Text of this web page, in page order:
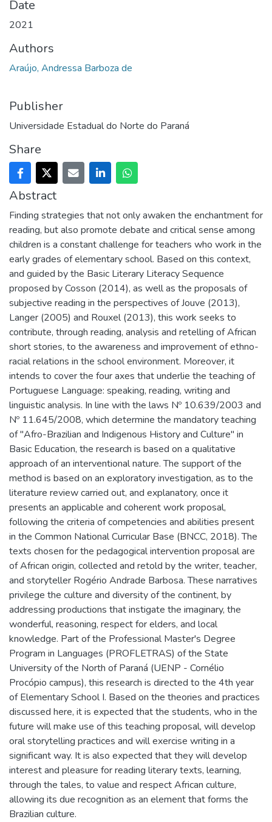
Date
2021
Authors
Araújo, Andressa Barboza de
Publisher
Universidade Estadual do Norte do Paraná
Share
Abstract
Finding strategies that not only awaken the enchantment for
reading, but also promote debate and critical sense among
children is a constant challenge for teachers who work in the
early grades of elementary school. Based on this context,
and guided by the Basic Literary Literacy Sequence
proposed by Cosson (2014), as well as the proposals of
subjective reading in the perspectives of Jouve (2013),
Langer (2005) and Rouxel (2013), this work seeks to
contribute, through reading, analysis and retelling of African
short stories, to the awareness and improvement of ethno-
racial relations in the school environment. Moreover, it
intends to cover the four axes that underlie the teaching of
Portuguese Language: speaking, reading, writing and
linguistic analysis. In line with the laws Nº 10.639/2003 and
Nº 11.645/2008, which determine the mandatory teaching
of "Afro-Brazilian and Indigenous History and Culture" in
Basic Education, the research is based on a qualitative
approach of an interventional nature. The support of the
method is based on an exploratory investigation, as to the
literature review carried out, and explanatory, once it
presents an applicable and coherent work proposal,
following the criteria of competencies and abilities present
in the Common National Curricular Base (BNCC, 2018). The
texts chosen for the pedagogical intervention proposal are
of African origin, collected and retold by the writer, teacher,
and storyteller Rogério Andrade Barbosa. These narratives
privilege the culture and diversity of the continent, by
addressing productions that instigate the imaginary, the
wonderful, reasoning, respect for elders, and local
knowledge. Part of the Professional Master's Degree
Program in Languages (PROFLETRAS) of the State
University of the North of Paraná (UENP - Cornélio
Procópio campus), this research is directed to the 4th year
of Elementary School I. Based on the theories and practices
discussed here, it is expected that the students, who in the
future will make use of this teaching proposal, will develop
oral storytelling practices and will exercise writing in a
significant way. It is also expected that they will develop
interest and pleasure for reading literary texts, learning,
through the tales, to value and respect African culture,
allowing its due recognition as an element that forms the
Brazilian culture.